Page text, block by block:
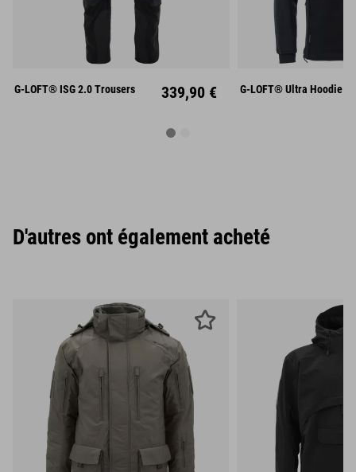
S
XL XXL
G-LOFT® ISG 2.0 Trousers 339,90 €
S
XL
G-LOFT® Ultra Hoodie
D'autres ont également acheté